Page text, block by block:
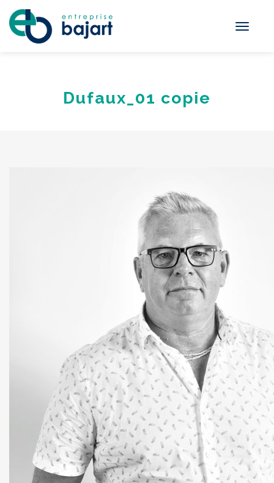
Toggle
Dufaux_01 copie